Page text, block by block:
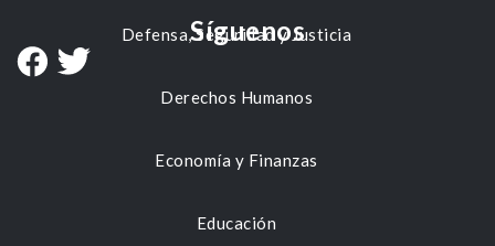
Defensa, Seguridad y Justicia
Derechos Humanos
Economía y Finanzas
Educación
Síguenos